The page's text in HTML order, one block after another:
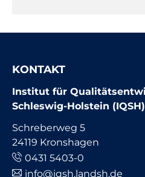
KONTAKT
Institut für
Schleswig-Holstein (IQSH)
Schreberweg 5
24119 Kronshagen
0431 5403-0
info@iqsh.landsh.de